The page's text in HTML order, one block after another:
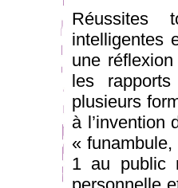
Réussites
intelligentes
une
les
plusieurs
à l’invention
«
1 au public